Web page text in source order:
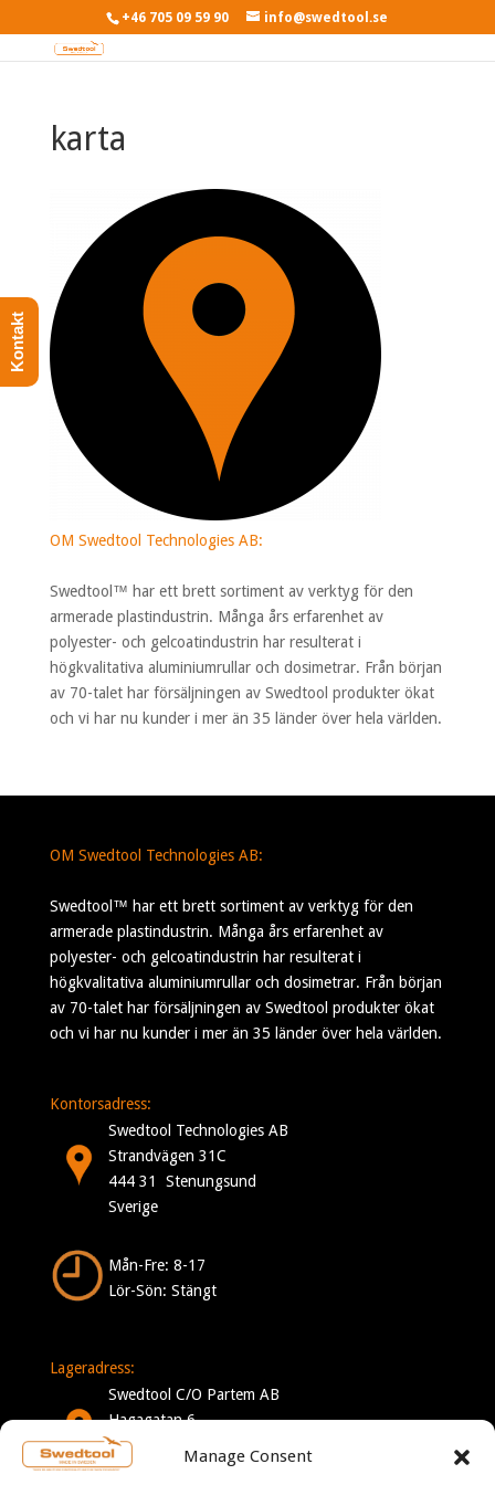
Manage Consent
+46 705 09 59 90 info@swedtool.se
karta
OM Swedtool Technologies AB:
Swedtool™ har ett brett sortiment av verktyg för den
armerade plastindustrin. Många års erfarenhet av
polyester- och gelcoatindustrin har resulterat i
högkvalitativa aluminiumrullar och dosimetrar. Från början
av 70-talet har försäljningen av Swedtool produkter ökat
och vi har nu kunder i mer än 35 länder över hela världen.
OM Swedtool Technologies AB:
Swedtool™ har ett brett sortiment av verktyg för den
armerade plastindustrin. Många års erfarenhet av
polyester- och gelcoatindustrin har resulterat i
högkvalitativa aluminiumrullar och dosimetrar. Från början
av 70-talet har försäljningen av Swedtool produkter ökat
och vi har nu kunder i mer än 35 länder över hela världen.
Kontorsadress:
Swedtool Technologies AB
Strandvägen 31C
444 31 Stenungsund
Sverige
Mån-Fre: 8-17
Lör-Sön: Stängt
Lageradress:
Swedtool C/O Partem AB
Hagagatan 6
332 35 Gislaved
Sverige
Kontakt